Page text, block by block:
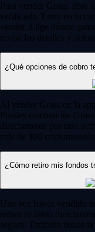
Para vender Grass, abre
verificada. Entra en tu
vender. Elige dónde
revisa los detalles y
¿Qué opciones de cobro
Al vender Grass en la
Puedes cambiar tus
directamente por otro
más de 400
¿Cómo retiro mis fondos
Una vez hayas vendido
retirar tu saldo
segura. También tienes